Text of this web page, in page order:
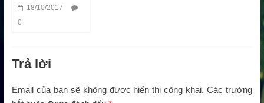
18/10/2017
0
Trả lời
Email của bạn sẽ không được hiển thị công khai. Các trường